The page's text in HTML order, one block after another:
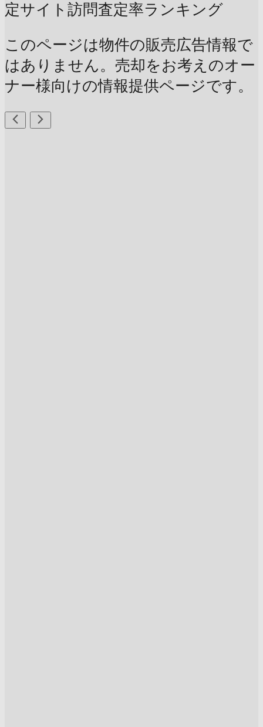
定サイト訪問査定率ランキング
このページは物件の販売広告情報で
はありません。売却をお考えのオー
ナー様向けの情報提供ページです。